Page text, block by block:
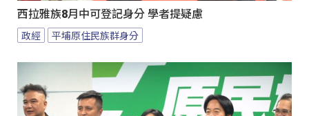
西拉雅族8月中可登記身分 學者提疑慮
政經 平埔原住民族群身分